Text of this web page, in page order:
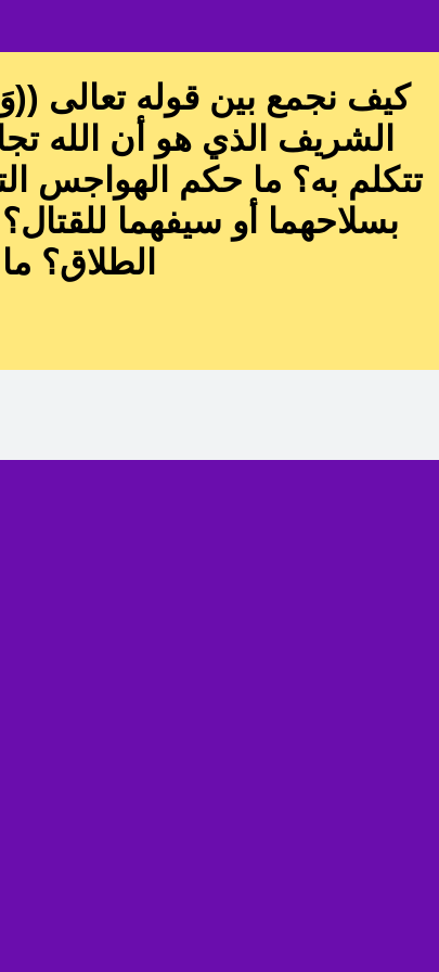
كيف نجمع بين قوله تعالى
الشريف الذي هو أن الله
تتكلم به؟ ما حكم الهواجس
بسلاحهما أو سيفهما
الطلاق؟